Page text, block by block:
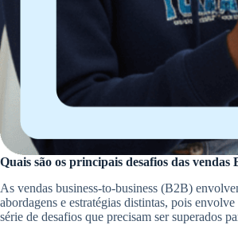
Quais são os principais desafios das vendas
As vendas business-to-business (B2B)
abordagens e estratégias distintas, pois
série de desafios que precisam ser superados